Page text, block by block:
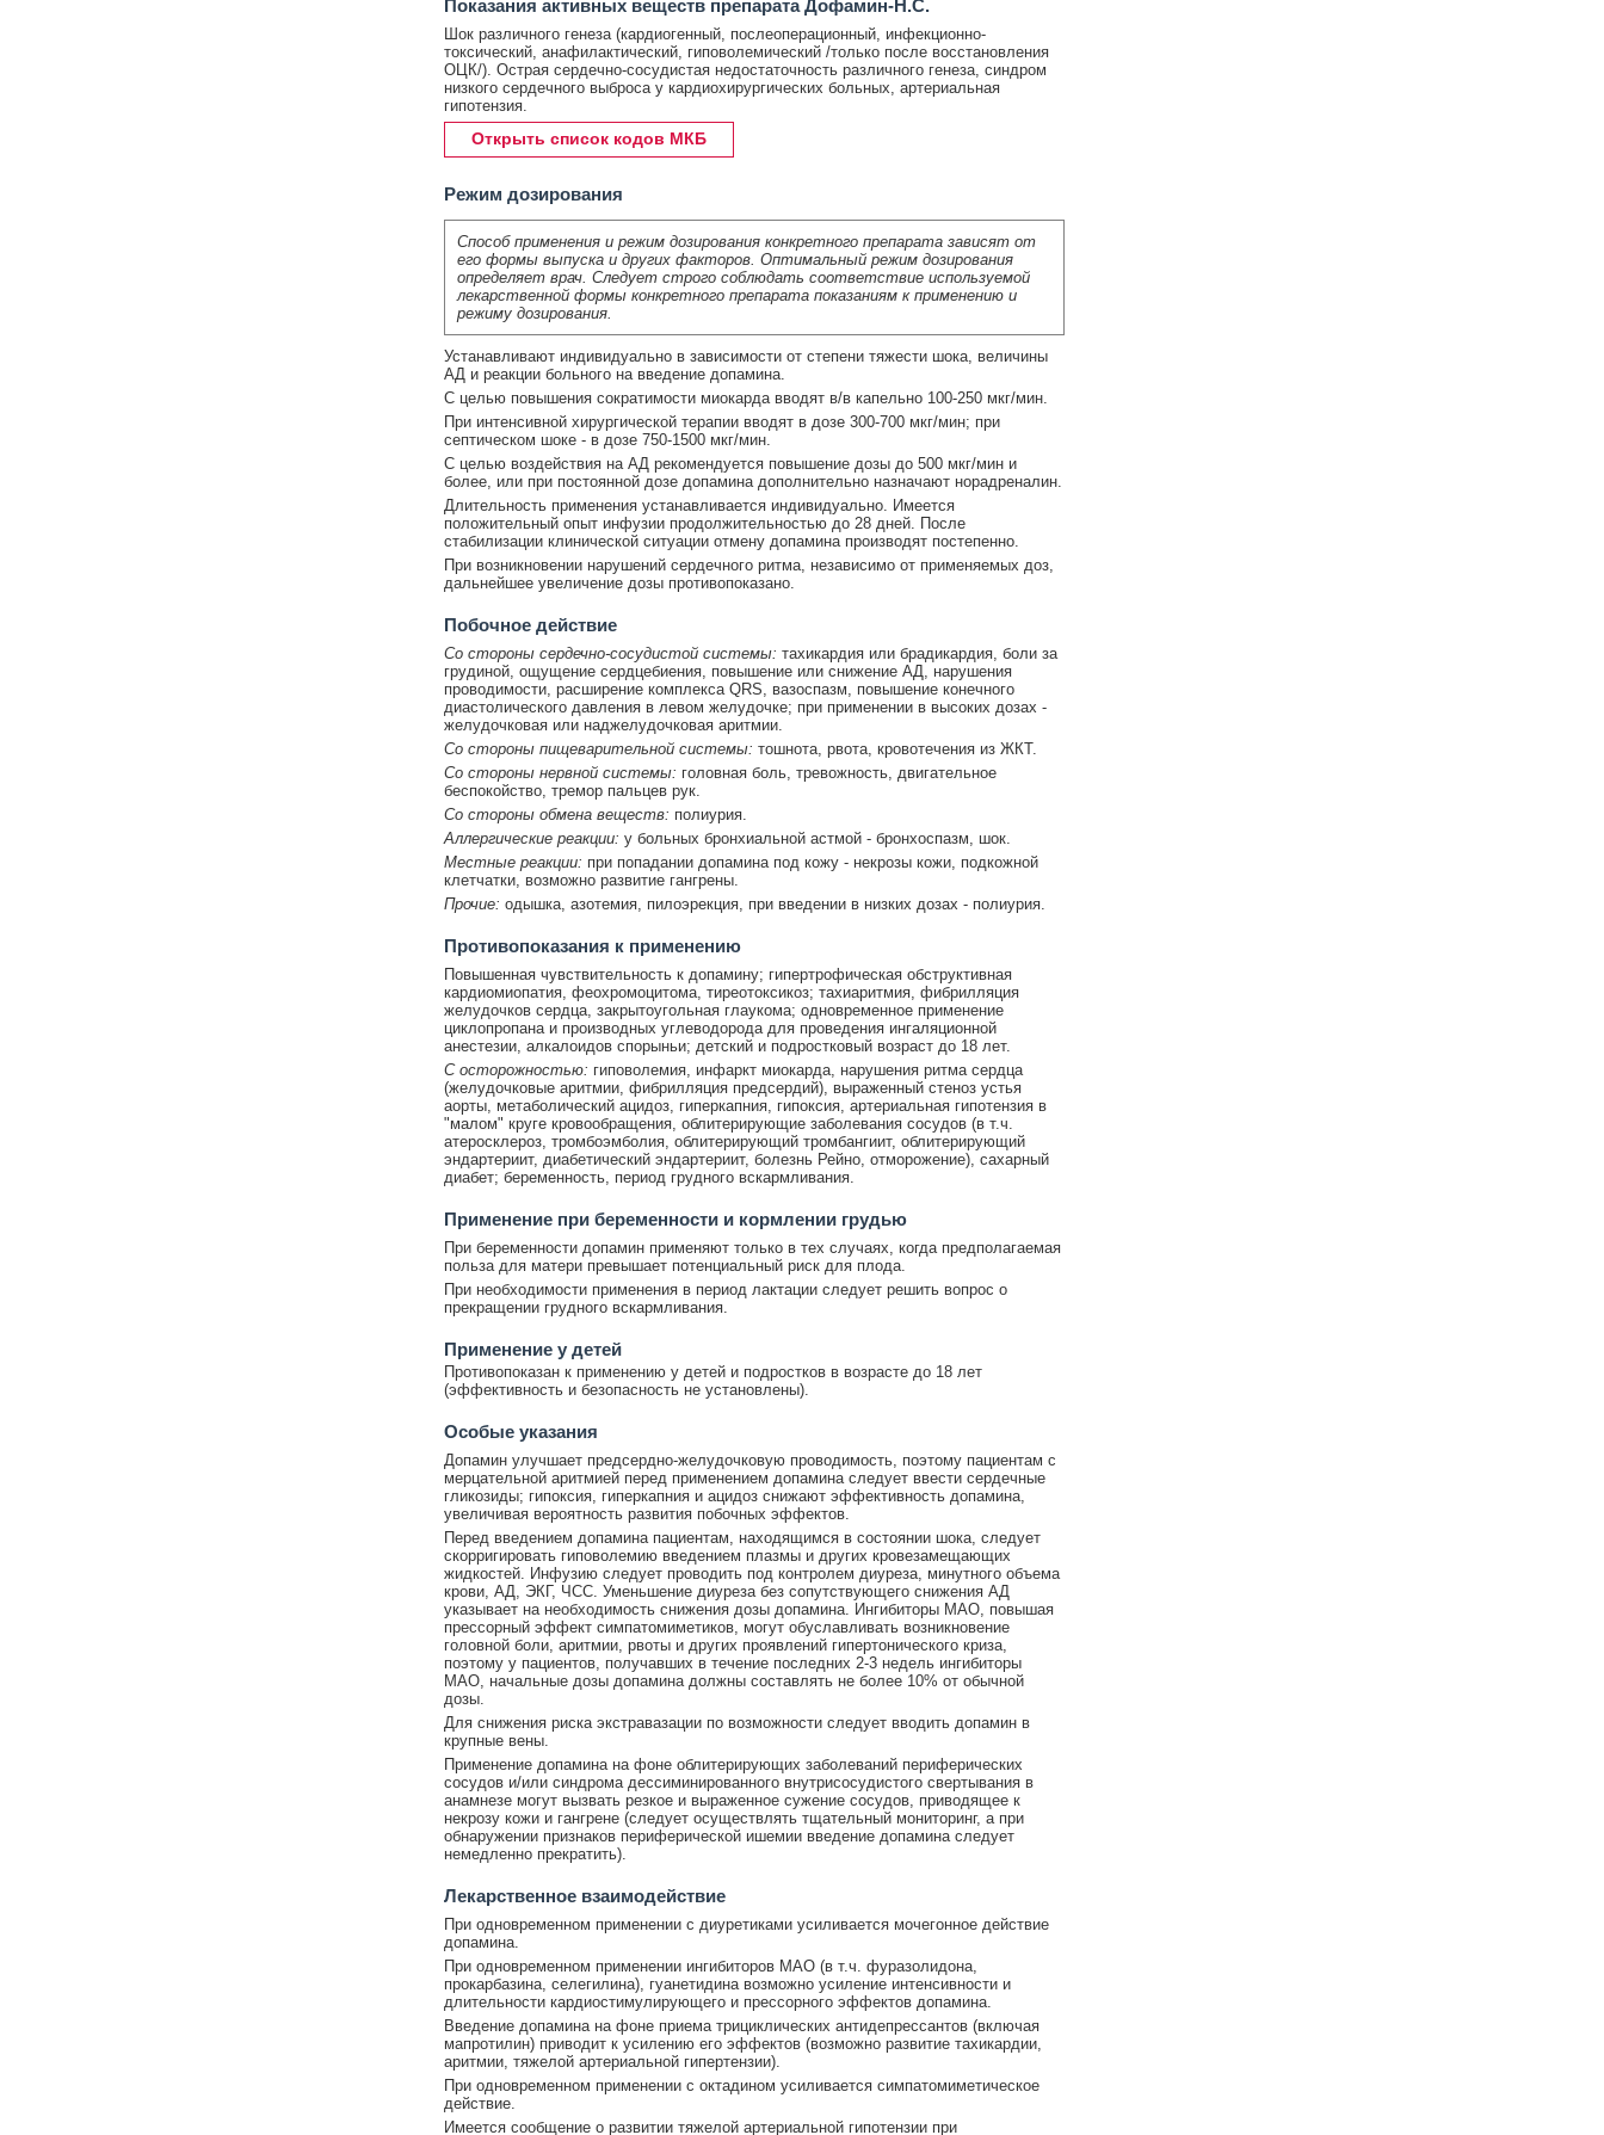
Показания активных веществ препарата Дофамин-Н.С.
Шок различного генеза (кардиогенный, послеоперационный, инфекционно-
токсический, анафилактический, гиповолемический /только после восстановления
ОЦК/). Острая сердечно-сосудистая недостаточность различного генеза, синдром
низкого сердечного выброса у кардиохирургических больных, артериальная
гипотензия.
Открыть список кодов МКБ
Режим дозирования
Способ применения и режим дозирования конкретного препарата зависят от
его формы выпуска и других факторов. Оптимальный режим дозирования
определяет врач. Следует строго соблюдать соответствие используемой
лекарственной формы конкретного препарата показаниям к применению и
режиму дозирования.
Устанавливают индивидуально в зависимости от степени тяжести шока, величины
АД и реакции больного на введение допамина.
С целью повышения сократимости миокарда вводят в/в капельно 100-250 мкг/мин.
При интенсивной хирургической терапии вводят в дозе 300-700 мкг/мин; при
септическом шоке - в дозе 750-1500 мкг/мин.
С целью воздействия на АД рекомендуется повышение дозы до 500 мкг/мин и
более, или при постоянной дозе допамина дополнительно назначают норадреналин.
Длительность применения устанавливается индивидуально. Имеется
положительный опыт инфузии продолжительностью до 28 дней. После
стабилизации клинической ситуации отмену допамина производят постепенно.
При возникновении нарушений сердечного ритма, независимо от применяемых доз,
дальнейшее увеличение дозы противопоказано.
Побочное действие
Со стороны сердечно-сосудистой системы: тахикардия или брадикардия, боли за
грудиной, ощущение сердцебиения, повышение или снижение АД, нарушения
проводимости, расширение комплекса QRS, вазоспазм, повышение конечного
диастолического давления в левом желудочке; при применении в высоких дозах -
желудочковая или наджелудочковая аритмии.
Со стороны пищеварительной системы: тошнота, рвота, кровотечения из ЖКТ.
Со стороны нервной системы: головная боль, тревожность, двигательное
беспокойство, тремор пальцев рук.
Со стороны обмена веществ: полиурия.
Аллергические реакции: у больных бронхиальной астмой - бронхоспазм, шок.
Местные реакции: при попадании допамина под кожу - некрозы кожи, подкожной
клетчатки, возможно развитие гангрены.
Прочие: одышка, азотемия, пилоэрекция, при введении в низких дозах - полиурия.
Противопоказания к применению
Повышенная чувствительность к допамину; гипертрофическая обструктивная
кардиомиопатия, феохромоцитома, тиреотоксикоз; тахиаритмия, фибрилляция
желудочков сердца, закрытоугольная глаукома; одновременное применение
циклопропана и производных углеводорода для проведения ингаляционной
анестезии, алкалоидов спорыньи; детский и подростковый возраст до 18 лет.
С осторожностью: гиповолемия, инфаркт миокарда, нарушения ритма сердца
(желудочковые аритмии, фибрилляция предсердий), выраженный стеноз устья
аорты, метаболический ацидоз, гиперкапния, гипоксия, артериальная гипотензия в
"малом" круге кровообращения, облитерирующие заболевания сосудов (в т.ч.
атеросклероз, тромбоэмболия, облитерирующий тромбангиит, облитерирующий
эндартериит, диабетический эндартериит, болезнь Рейно, отморожение), сахарный
диабет; беременность, период грудного вскармливания.
Применение при беременности и кормлении грудью
При беременности допамин применяют только в тех случаях, когда предполагаемая
польза для матери превышает потенциальный риск для плода.
При необходимости применения в период лактации следует решить вопрос о
прекращении грудного вскармливания.
Применение у детей
Противопоказан к применению у детей и подростков в возрасте до 18 лет
(эффективность и безопасность не установлены).
Особые указания
Допамин улучшает предсердно-желудочковую проводимость, поэтому пациентам с
мерцательной аритмией перед применением допамина следует ввести сердечные
гликозиды; гипоксия, гиперкапния и ацидоз снижают эффективность допамина,
увеличивая вероятность развития побочных эффектов.
Перед введением допамина пациентам, находящимся в состоянии шока, следует
скорригировать гиповолемию введением плазмы и других кровезамещающих
жидкостей. Инфузию следует проводить под контролем диуреза, минутного объема
крови, АД, ЭКГ, ЧСС. Уменьшение диуреза без сопутствующего снижения АД
указывает на необходимость снижения дозы допамина. Ингибиторы МАО, повышая
прессорный эффект симпатомиметиков, могут обуславливать возникновение
головной боли, аритмии, рвоты и других проявлений гипертонического криза,
поэтому у пациентов, получавших в течение последних 2-3 недель ингибиторы
МАО, начальные дозы допамина должны составлять не более 10% от обычной
дозы.
Для снижения риска экстравазации по возможности следует вводить допамин в
крупные вены.
Применение допамина на фоне облитерирующих заболеваний периферических
сосудов и/или синдрома дессиминированного внутрисосудистого свертывания в
анамнезе могут вызвать резкое и выраженное сужение сосудов, приводящее к
некрозу кожи и гангрене (следует осуществлять тщательный мониторинг, а при
обнаружении признаков периферической ишемии введение допамина следует
немедленно прекратить).
Лекарственное взаимодействие
При одновременном применении с диуретиками усиливается мочегонное действие
допамина.
При одновременном применении ингибиторов МАО (в т.ч. фуразолидона,
прокарбазина, селегилина), гуанетидина возможно усиление интенсивности и
длительности кардиостимулирующего и прессорного эффектов допамина.
Введение допамина на фоне приема трициклических антидепрессантов (включая
мапротилин) приводит к усилению его эффектов (возможно развитие тахикардии,
аритмии, тяжелой артериальной гипертензии).
При одновременном применении с октадином усиливается симпатомиметическое
действие.
Имеется сообщение о развитии тяжелой артериальной гипотензии при